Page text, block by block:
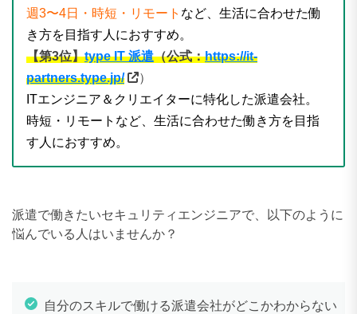
週3〜4日・時短・リモート など、生活に合わせた働
き方を目指す人におすすめ。
【第3位】type IT 派遣（公式：https://it-
partners.type.jp/
）
ITエンジニア＆クリエイターに特化した派遣会社。
時短・リモートなど、生活に合わせた働き方を目指
す人におすすめ。
派遣で働きたいセキュリティエンジニアで、以下のように
悩んでいる人はいませんか？
自分のスキルで働ける派遣会社がどこかわからない